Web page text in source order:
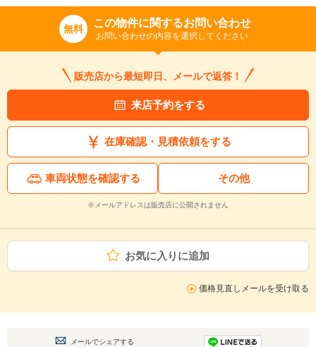
無料 この物件に関するお問い合わせ
お問い合わせの内容を選択してください
販売店から最短即日、メールで返答！
来店予約をする
在庫確認・見積依頼をする
車両状態を確認する その他
※メールアドレスは販売店に公開されません
お気に入りに追加
価格見直しメールを受け取る
メールでシェアする